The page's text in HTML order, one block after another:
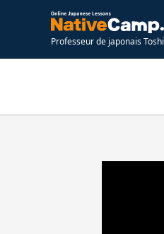
Professeur de japonais Toshi